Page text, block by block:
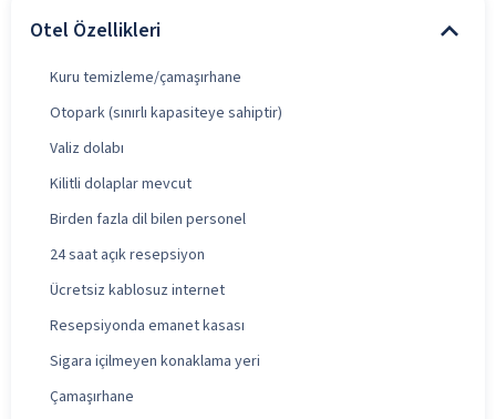
Otel Özellikleri
Kuru temizleme/çamaşırhane
Otopark (sınırlı kapasiteye sahiptir)
Valiz dolabı
Kilitli dolaplar mevcut
Birden fazla dil bilen personel
24 saat açık resepsiyon
Ücretsiz kablosuz internet
Resepsiyonda emanet kasası
Sigara içilmeyen konaklama yeri
Çamaşırhane